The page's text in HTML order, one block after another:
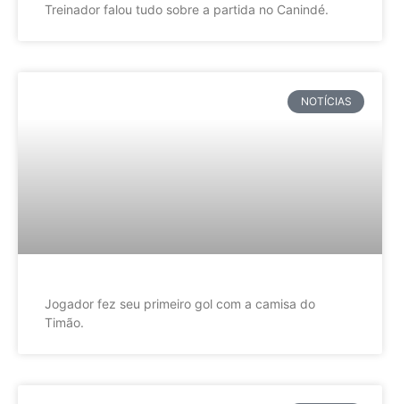
Treinador falou tudo sobre a partida no Canindé.
NOTÍCIAS
Jogador fez seu primeiro gol com a camisa do
Timão.